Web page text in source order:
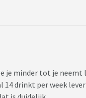
je minder tot je neemt
14 drinkt per week